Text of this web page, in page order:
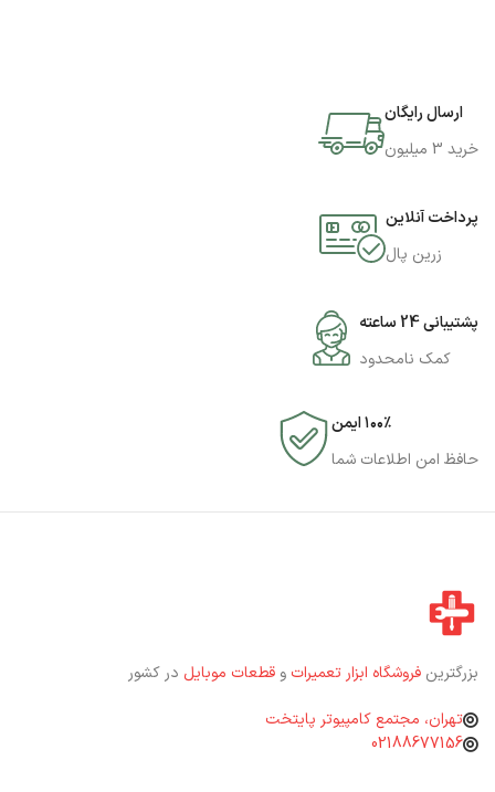
ارسال رایگان
خرید 3 میلیون
پرداخت آنلاین
زرین پال
پشتیبانی 24 ساعته
کمک نامحدود
۱۰۰٪ ایمن
حافظ امن اطلاعات شما
بزرگترین فروشگاه ابزار تعمیرات و قطعات موبایل در کشور
تهران، مجتمع کامپیوتر پایتخت
02188677156